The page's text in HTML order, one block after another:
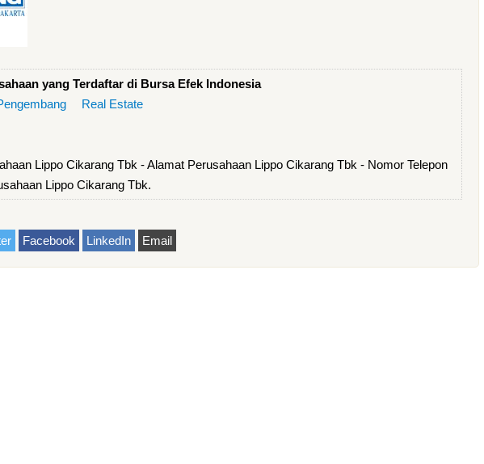
yang Terdaftar di Bursa Efek Indonesia
Real Estate
Lippo Cikarang Tbk - Alamat Perusahaan Lippo Cikarang Tbk - Nomor Telepon
Lippo Cikarang Tbk.
Facebook LinkedIn Email